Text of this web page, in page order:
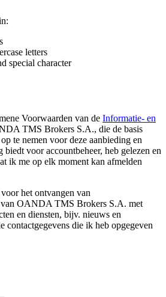
letters
special character
Voorwaarden van de Informatie- en
TMS Brokers S.A., die de basis
te nemen voor deze aanbieding en
biedt voor accountbeheer, heb gelezen en
ik me op elk moment kan afmelden
het ontvangen van
OANDA TMS Brokers S.A. met
en diensten, bijv. nieuws en
contactgegevens die ik heb opgegeven